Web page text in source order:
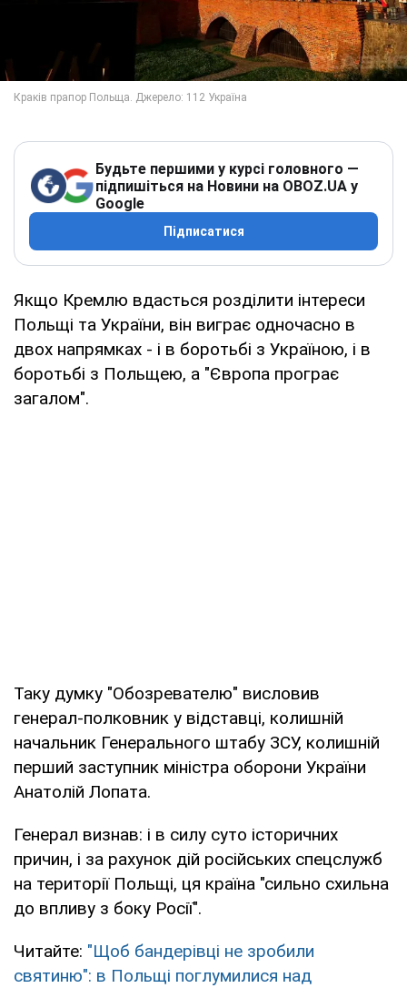
Будьте першими у курсі головного —
підпишіться на Новини на OBOZ.UA у
Google
Підписатися
Якщо Кремлю вдасться розділити інтереси
Польщі та України, він виграє одночасно в
двох напрямках - і в боротьбі з Україною, і в
боротьбі з Польщею, а "Європа програє
загалом".
Таку думку "Обозревателю" висловив
генерал-полковник у відставці, колишній
начальник Генерального штабу ЗСУ, колишній
перший заступник міністра оборони України
Анатолій Лопата.
Генерал визнав: і в силу суто історичних
причин, і за рахунок дій російських спецслужб
на території Польщі, ця країна "сильно схильна
до впливу з боку Росії".
Читайте: "Щоб бандерівці не зробили
святиню": в Польщі поглумилися над